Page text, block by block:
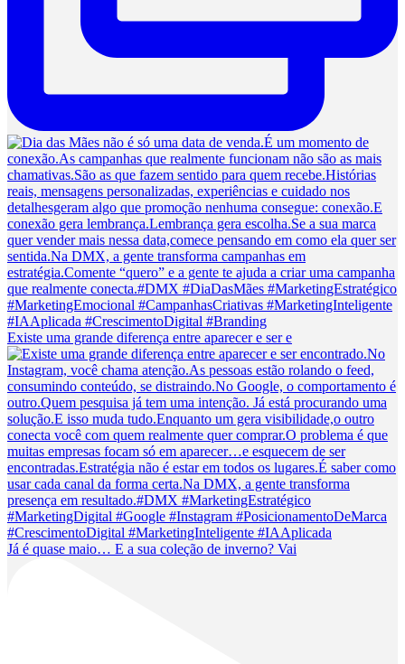
Existe uma grande diferença entre aparecer e ser e
Já é quase maio… E a sua coleção de inverno? Vai